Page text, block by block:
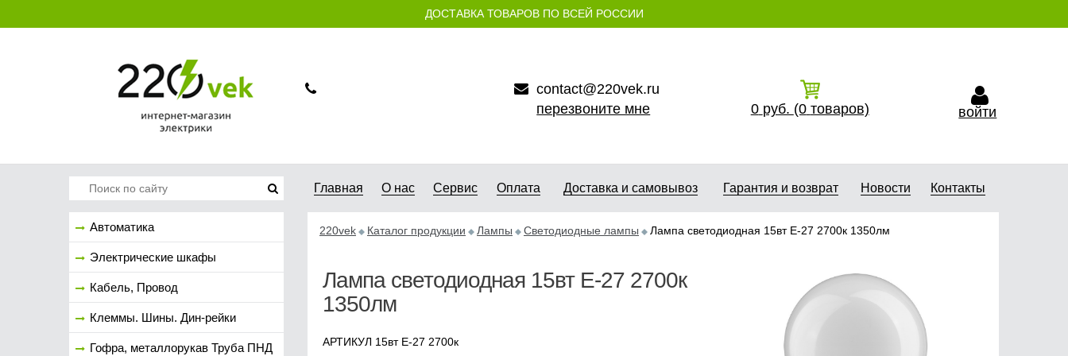
ДОСТАВКА ТОВАРОВ ПО ВСЕЙ РОССИИ
contact@220vek.ru
перезвоните мне
0 руб. (0 товаров) войти
Автоматика
Электрические шкафы
Кабель, Провод
Клеммы. Шины. Дин-рейки
Гофра, металлорукав Труба ПНД
Главная О нас Сервис Оплата Доставка и самовывоз Гарантия и возврат Новости Контакты
220vek Каталог продукции Лампы Светодиодные лампы Лампа светодиодная 15вт Е-27 2700к 1350лм
Лампа светодиодная 15вт Е-27 2700к
1350лм
АРТИКУЛ 15вт Е-27 2700к